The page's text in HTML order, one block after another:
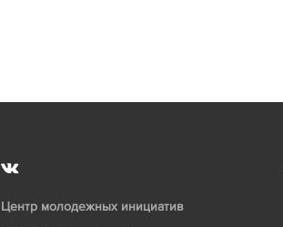
Центр молодежных инициатив